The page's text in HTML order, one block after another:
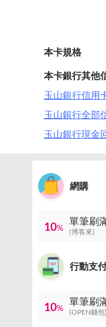
本卡規格
本卡銀行其他
玉山銀行信用
玉山銀行全部
玉山銀行現金
網購
10% (博客來)
行動支
10% (OPEN錢